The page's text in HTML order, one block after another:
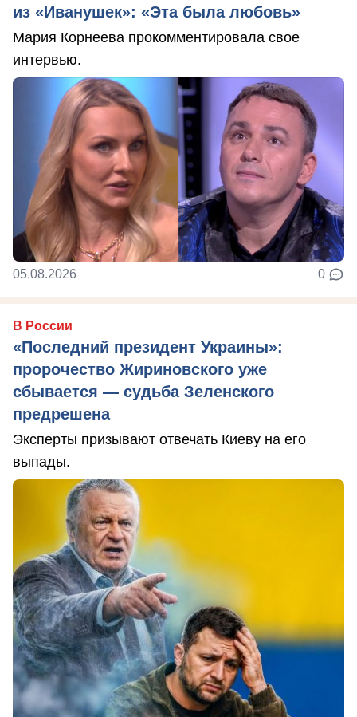
из «Иванушек»: «Эта была любовь»
Мария Корнеева прокомментировала свое
интервью.
05.08.2026 0
В России
«Последний президент Украины»:
пророчество Жириновского уже
сбывается — судьба Зеленского
предрешена
Эксперты призывают отвечать Киеву на его
выпады.